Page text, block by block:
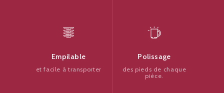
Empilable
et facile à transporter
Polissage
des pieds de chaque
pièce.